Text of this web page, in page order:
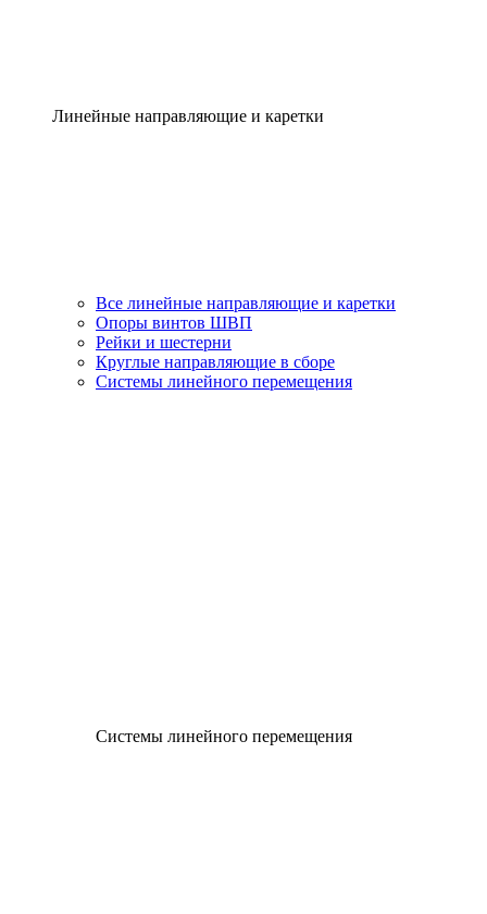
Линейные направляющие и каретки
Все линейные направляющие и каретки
Опоры винтов ШВП
Рейки и шестерни
Круглые направляющие в сборе
Системы линейного перемещения
Системы линейного перемещения